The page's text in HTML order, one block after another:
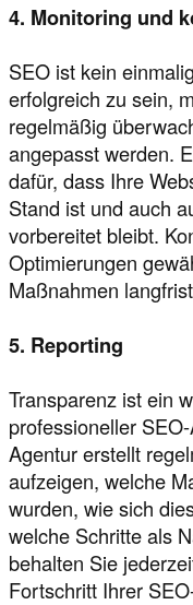
4. Monitoring und
SEO ist kein
erfolgreich zu sein,
regelmäßig
angepasst werden.
dafür, dass Ihre
Stand ist und auch
vorbereitet bleibt.
Optimierungen
Maßnahmen
5. Reporting
Transparenz ist ein
professioneller
Agentur erstellt
aufzeigen, welche
wurden, wie sich
welche Schritte als
behalten Sie
Fortschritt Ihrer